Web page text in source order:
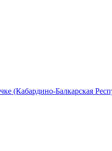
(Кабардино-Балкарская